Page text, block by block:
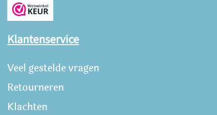
Klantenservice
Veel gestelde vragen
Retourneren
Klachten